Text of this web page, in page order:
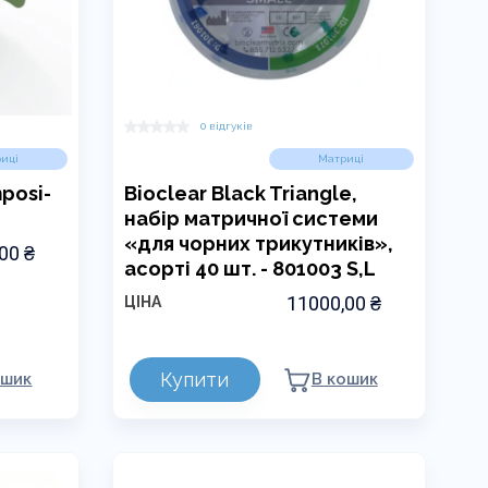
₴
0 відгуків
Bioclear Black Triangle,
набір матричної системи
«для чорних трикутників»,
асорті 40 шт. - 801003 S,L
Матриці
ЦІНА 11000,00 ₴
Купити В кошик